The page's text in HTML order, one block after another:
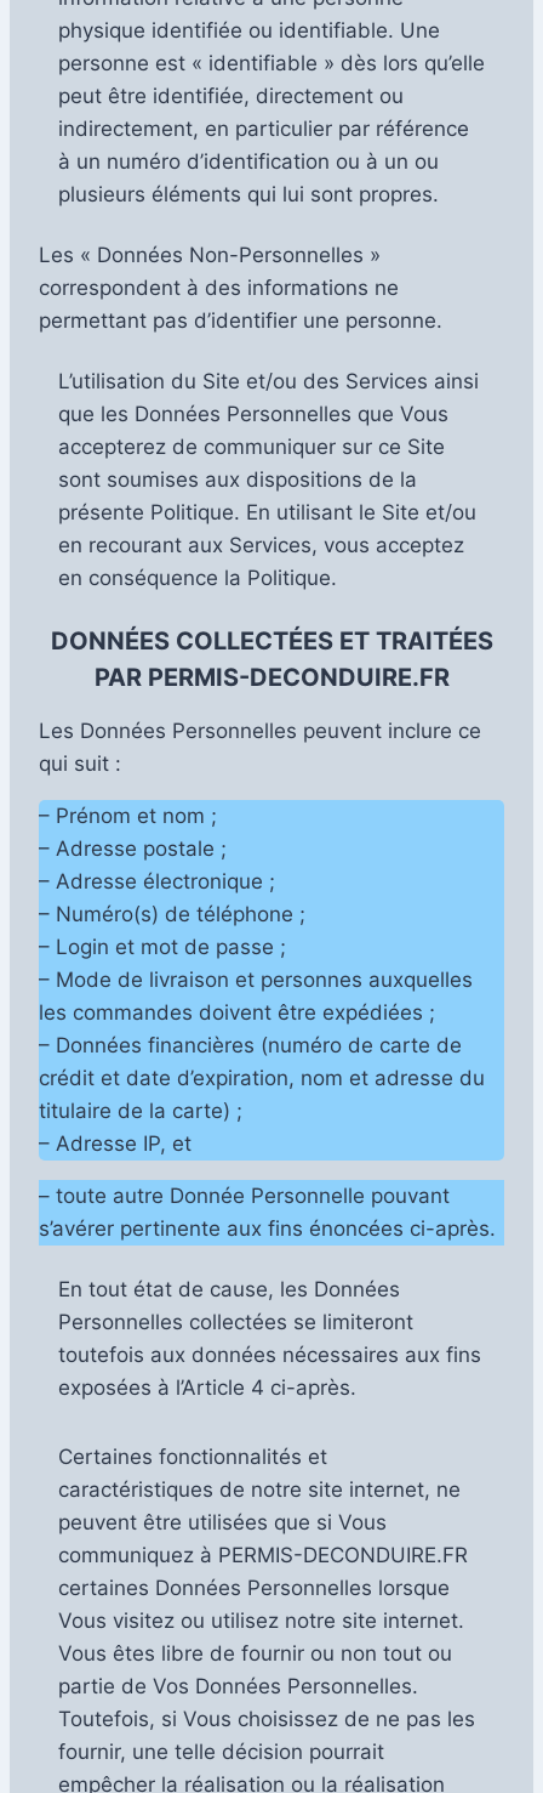
physique identifiée ou identifiable. Une
personne est « identifiable » dès lors qu’elle
peut être identifiée, directement ou
indirectement, en particulier par référence
à un numéro d’identification ou à un ou
plusieurs éléments qui lui sont propres.
Les « Données Non-Personnelles »
correspondent à des informations ne
permettant pas d’identifier une personne.
L’utilisation du Site et/ou des Services ainsi
que les Données Personnelles que Vous
accepterez de communiquer sur ce Site
sont soumises aux dispositions de la
présente Politique. En utilisant le Site et/ou
en recourant aux Services, vous acceptez
en conséquence la Politique.
DONNÉES COLLECTÉES ET TRAITÉES
PAR PERMIS-DECONDUIRE.FR
Les Données Personnelles peuvent inclure ce
qui suit :
– Prénom et nom ;
– Adresse postale ;
– Adresse électronique ;
– Numéro(s) de téléphone ;
– Login et mot de passe ;
– Mode de livraison et personnes auxquelles
les commandes doivent être expédiées ;
– Données financières (numéro de carte de
crédit et date d’expiration, nom et adresse du
titulaire de la carte) ;
– Adresse IP, et
– toute autre Donnée Personnelle pouvant
s’avérer pertinente aux fins énoncées ci-après.
En tout état de cause, les Données
Personnelles collectées se limiteront
toutefois aux données nécessaires aux fins
exposées à l’Article 4 ci-après.
Certaines fonctionnalités et
caractéristiques de notre site internet, ne
peuvent être utilisées que si Vous
communiquez à PERMIS-DECONDUIRE.FR
certaines Données Personnelles lorsque
Vous visitez ou utilisez notre site internet.
Vous êtes libre de fournir ou non tout ou
partie de Vos Données Personnelles.
Toutefois, si Vous choisissez de ne pas les
fournir, une telle décision pourrait
empêcher la réalisation ou la réalisation